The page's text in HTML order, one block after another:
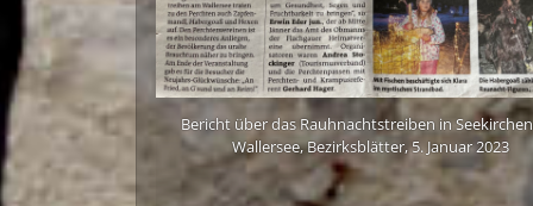
Bericht über das Rauhnachtstreiben in
Wallersee, Bezirksblätter, 5. Januar 2023